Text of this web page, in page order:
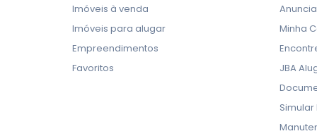
Imóveis à venda
Imóveis para alugar
Empreendimentos
Favoritos
Minha
JBA